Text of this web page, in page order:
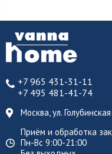
+7 965 431-31-11
+7 495 481-41-74
Москва, ул.
Приём и обработка
Пн-Вс 9:00-21:00